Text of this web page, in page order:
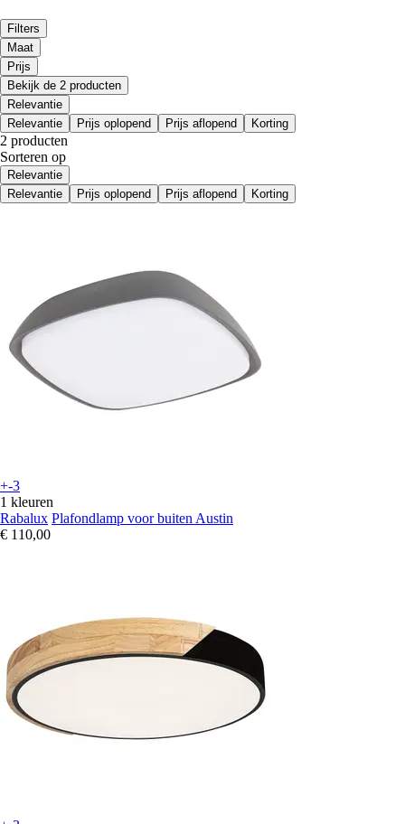
Filters
Maat
Prijs
Bekijk de 2 producten
Relevantie
Relevantie
Prijs oplopend Prijs aflopend Korting
2 producten
Sorteren op
Relevantie
Relevantie
Prijs oplopend Prijs aflopend Korting
+-3
1 kleuren
Rabalux Plafondlamp voor buiten Austin
€ 110,00